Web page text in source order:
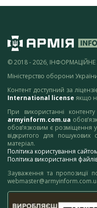
© 2018 - 2026,
Міністерство оборони
Контент доступний за
International license якщо
При використанні
armyinform.com.ua
обов’язковим є розміщення
відкритого для пошукових
матеріал.
Політика користування
Політика використання
Зауваження та пропозиції